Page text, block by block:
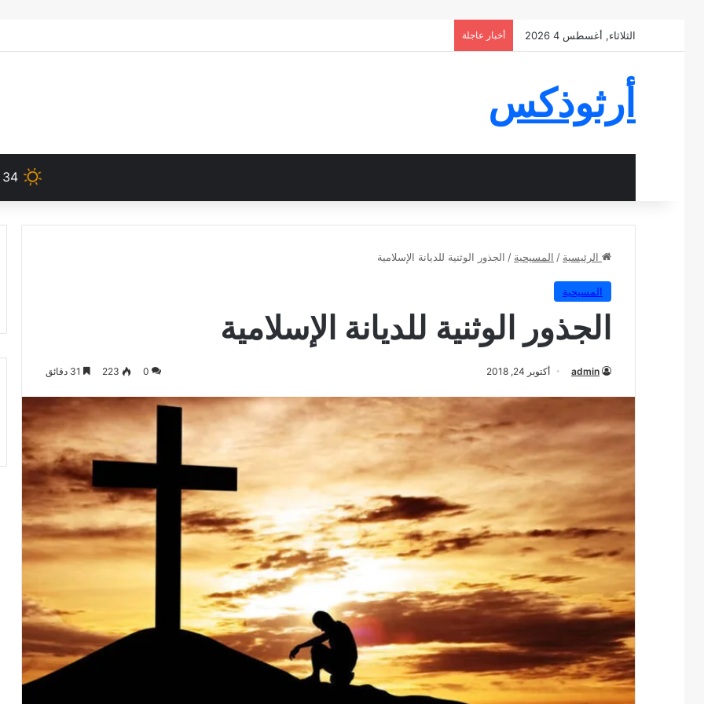
الثلاثاء, أغسطس 4 2026 أخبار عاجلة
أرثوذكس
34
الرئيسية / المسيحية / الجذور الوثنية للديانة الإسلامية
المسيحية
الجذور الوثنية للديانة الإسلامية
admin أكتوبر 24, 2018 0
223